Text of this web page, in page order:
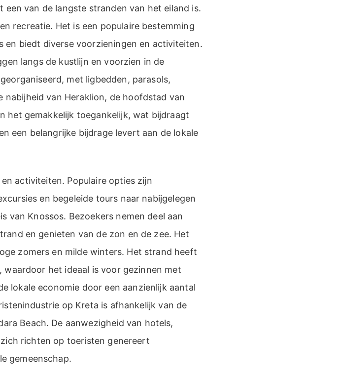
van de langste stranden van het eiland is.
recreatie. Het is een populaire bestemming
en biedt diverse voorzieningen en activiteiten.
langs de kustlijn en voorzien in de
met ligbedden, parasols,
nabijheid van Heraklion, de hoofdstad van
het gemakkelijk toegankelijk, wat bijdraagt
een belangrijke bijdrage levert aan de lokale
activiteiten. Populaire opties zijn
en begeleide tours naar nabijgelegen
van Knossos. Bezoekers nemen deel aan
en genieten van de zon en de zee. Het
zomers en milde winters. Het strand heeft
het ideaal is voor gezinnen met
lokale economie door een aanzienlijk aantal
op Kreta is afhankelijk van de
Beach. De aanwezigheid van hotels,
richten op toeristen genereert
gemeenschap.